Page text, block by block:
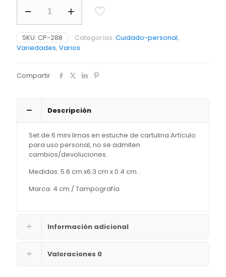
Limas
Catys
cantidad
SKU: CP-288 Categorías: Cuidado-personal,
Variedades, Varios
Compartir
Descripción
Set de 6 mini limas en estuche de cartulina.Artículo
para uso personal, no se admiten
cambios/devoluciones.
Medidas: 5.6 cm x6.3 cm x 0.4 cm .
Marca: 4 cm / Tampografía
Información adicional
Valoraciones 0